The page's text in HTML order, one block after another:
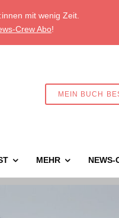
mit wenig Zeit.
Crew Abo!
MEIN BUCH
MEHR NEWS-